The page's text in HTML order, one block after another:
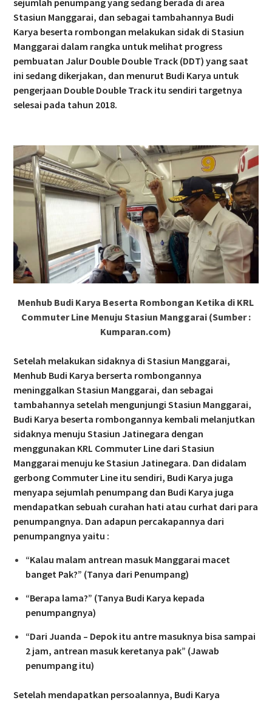
Stasiun Manggarai, dan sebagai tambahannya Budi
Karya beserta rombongan melakukan sidak di Stasiun
Manggarai dalam rangka untuk melihat progress
pembuatan Jalur Double Double Track (DDT) yang saat
ini sedang dikerjakan, dan menurut Budi Karya untuk
pengerjaan Double Double Track itu sendiri targetnya
selesai pada tahun 2018.
Menhub Budi Karya Beserta Rombongan Ketika di KRL
Commuter Line Menuju Stasiun Manggarai (Sumber :
Kumparan.com)
Setelah melakukan sidaknya di Stasiun Manggarai,
Menhub Budi Karya berserta rombongannya
meninggalkan Stasiun Manggarai, dan sebagai
tambahannya setelah mengunjungi Stasiun Manggarai,
Budi Karya beserta rombongannya kembali melanjutkan
sidaknya menuju Stasiun Jatinegara dengan
menggunakan KRL Commuter Line dari Stasiun
Manggarai menuju ke Stasiun Jatinegara. Dan didalam
gerbong Commuter Line itu sendiri, Budi Karya juga
menyapa sejumlah penumpang dan Budi Karya juga
mendapatkan sebuah curahan hati atau curhat dari para
penumpangnya. Dan adapun percakapannya dari
penumpangnya yaitu :
“Kalau malam antrean masuk Manggarai macet
banget Pak?” (Tanya dari Penumpang)
“Berapa lama?” (Tanya Budi Karya kepada
penumpangnya)
“Dari Juanda – Depok itu antre masuknya bisa sampai
2 jam, antrean masuk keretanya pak” (Jawab
penumpang itu)
Setelah mendapatkan persoalannya, Budi Karya